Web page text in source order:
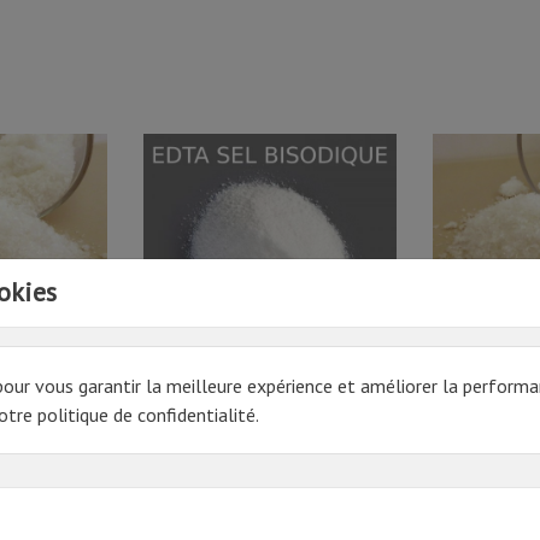
vous garantir la meilleure expérience et améliorer la
politique de confidentialité.
/ TAC /
EDTA SEL BISODIQUE 1KG